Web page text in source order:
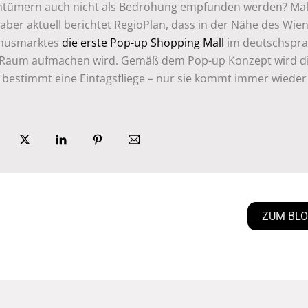
auch nicht als Bedrohung empfunden werden?
aber aktuell berichtet RegioPlan, dass in der Nähe des
die erste Pop-up Shopping Mall im
Raum aufmachen wird. Gemäß dem Pop-up Konzept wird
bestimmt eine Eintagsfliege – nur sie kommt immer
ZUM